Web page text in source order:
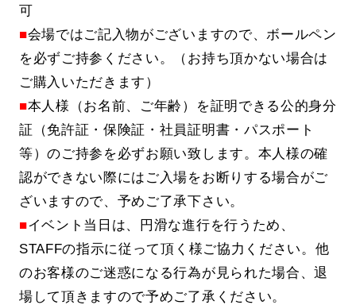
可
■会場ではご記入物がございますので、ボールペン
を必ずご持参ください。（お持ち頂かない場合は
ご購入いただきます）
■本人様（お名前、ご年齢）を証明できる公的身分
証（免許証・保険証・社員証明書・パスポート
等）のご持参を必ずお願い致します。本人様の確
認ができない際にはご入場をお断りする場合がご
ざいますので、予めご了承下さい。
■イベント当日は、円滑な進行を行うため、
STAFFの指示に従って頂く様ご協力ください。他
のお客様のご迷惑になる行為が見られた場合、退
場して頂きますので予めご了承ください。